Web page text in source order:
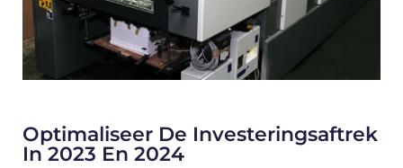
Optimaliseer De Investeringsaftrek
In 2023 En 2024